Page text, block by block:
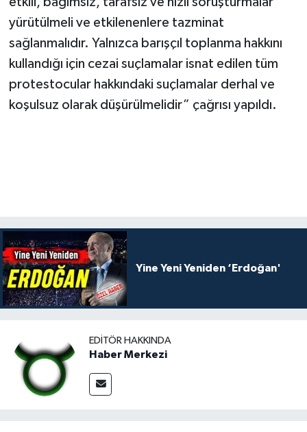
yürütülmeli ve etkilenenlere tazminat
sağlanmalıdır. Yalnızca barışçıl toplanma hakkını
kullandığı için cezai suçlamalar isnat edilen tüm
protestocular hakkındaki suçlamalar derhal ve
koşulsuz olarak düşürülmelidir” çağrısı yapıldı.
Yine Yeni Yeniden ‘Erdoğan'
EDITÖR HAKKINDA
Haber Merkezi